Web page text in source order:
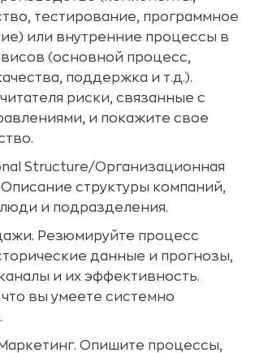
тестирование, программное
или внутренние процессы в
(основной процесс,
поддержка и т.д.).
риски, связанные с
и покажите свое
Structure/Организационная
Описание структуры компаний,
и подразделения.
Резюмируйте процесс
данные и прогнозы,
и их эффективность.
вы умеете системно
Опишите процессы,